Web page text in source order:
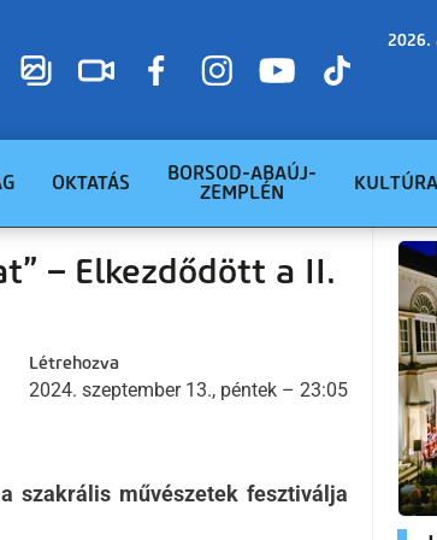
2026.
OKTATÁS
BORSOD-ABAÚJ-
ZEMPLÉN
KULTÚRA
– Elkezdődött a II.
Létrehozva
2024. szeptember 13., péntek – 23:05
szakrális művészetek fesztiválja